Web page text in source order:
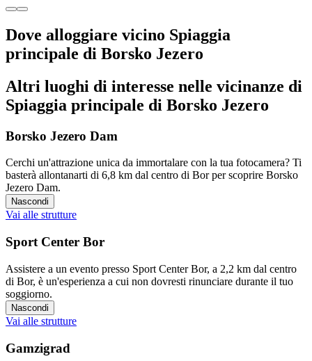
Dove alloggiare vicino Spiaggia
principale di Borsko Jezero
Altri luoghi di interesse nelle vicinanze di
Spiaggia principale di Borsko Jezero
Borsko Jezero Dam
Cerchi un'attrazione unica da immortalare con la tua fotocamera? Ti
basterà allontanarti di 6,8 km dal centro di Bor per scoprire Borsko
Jezero Dam.
Nascondi
Vai alle strutture
Sport Center Bor
Assistere a un evento presso Sport Center Bor, a 2,2 km dal centro
di Bor, è un'esperienza a cui non dovresti rinunciare durante il tuo
soggiorno.
Nascondi
Vai alle strutture
Gamzigrad